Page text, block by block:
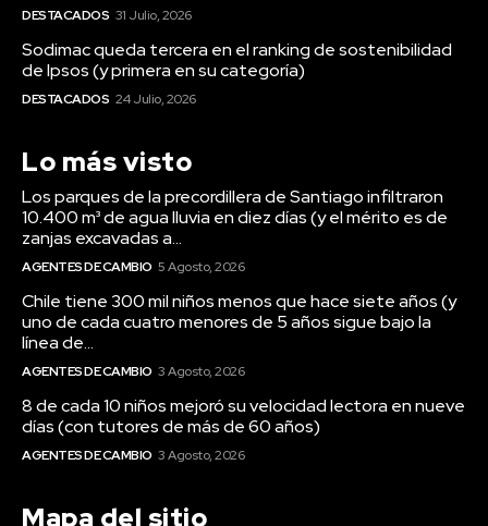
DESTACADOS 31 Julio, 2026
Sodimac queda tercera en el ranking de sostenibilidad
de Ipsos (y primera en su categoría)
DESTACADOS 24 Julio, 2026
Lo más visto
Los parques de la precordillera de Santiago infiltraron
10.400 m³ de agua lluvia en diez días (y el mérito es de
zanjas excavadas a...
AGENTES DE CAMBIO 5 Agosto, 2026
Chile tiene 300 mil niños menos que hace siete años (y
uno de cada cuatro menores de 5 años sigue bajo la
línea de...
AGENTES DE CAMBIO 3 Agosto, 2026
8 de cada 10 niños mejoró su velocidad lectora en nueve
días (con tutores de más de 60 años)
AGENTES DE CAMBIO 3 Agosto, 2026
Mapa del sitio